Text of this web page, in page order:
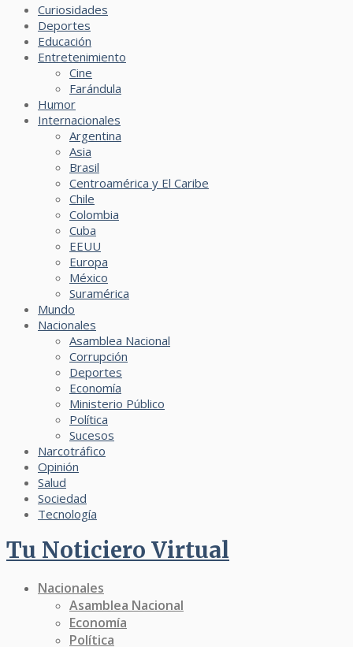
Curiosidades
Deportes
Educación
Entretenimiento
Cine
Farándula
Humor
Internacionales
Argentina
Asia
Brasil
Centroamérica y El Caribe
Chile
Colombia
Cuba
EEUU
Europa
México
Suramérica
Mundo
Nacionales
Asamblea Nacional
Corrupción
Deportes
Economía
Ministerio Público
Política
Sucesos
Narcotráfico
Opinión
Salud
Sociedad
Tecnología
Tu Noticiero Virtual
Nacionales
Asamblea Nacional
Economía
Política